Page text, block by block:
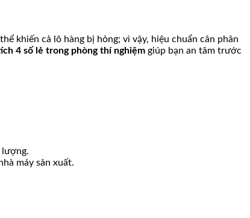
khiến cả lô hàng bị hỏng; vì vậy, hiệu chuẩn cân phân
4 số lẻ trong phòng thí nghiệm giúp bạn an tâm trước
lượng.
máy sản xuất.